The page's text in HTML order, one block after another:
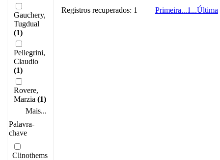
Gauchery,
Tugdual
(1)
Pellegrini,
Claudio
(1)
Rovere,
Marzia (1)
Mais...
Palavra-
chave
Clinothems
Registros recuperados: 1
Primeira...1 ...Última